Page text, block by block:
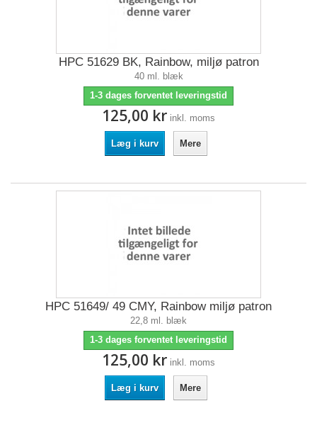
HPC 51629 BK, Rainbow, miljø patron
40 ml. blæk
1-3 dages forventet leveringstid
125,00 kr inkl. moms
Læg i kurv Mere
HPC 51649/ 49 CMY, Rainbow miljø patron
22,8 ml. blæk
1-3 dages forventet leveringstid
125,00 kr inkl. moms
Læg i kurv Mere